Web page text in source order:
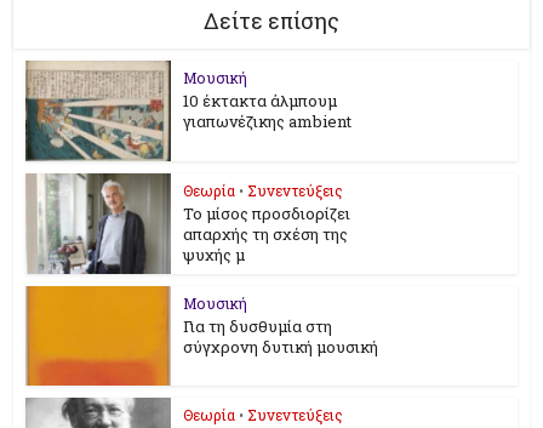
Δείτε επίσης
Μουσική
10 έκτακτα άλμπουμ
γιαπωνέζικης ambient
Θεωρία • Συνεντεύξεις
Το μίσος προσδιορίζει
απαρχής τη σχέση της
ψυχής μ
Μουσική
Για τη δυσθυμία στη
σύγχρονη δυτική μουσική
Θεωρία • Συνεντεύξεις